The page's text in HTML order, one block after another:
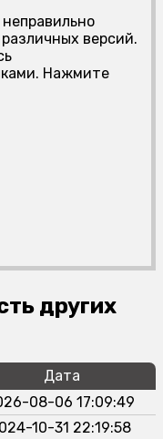
версий.
Нажмите
других
Дата
08-06 17:09:49
10-31 22:19:58